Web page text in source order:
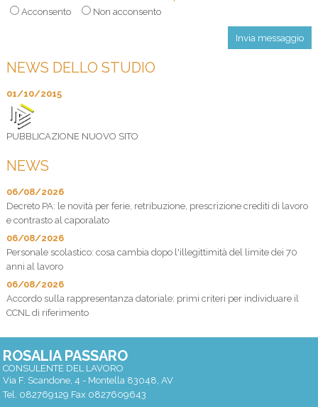
Acconsento
Non acconsento
NEWS DELLO STUDIO
01/10/2015
PUBBLICAZIONE NUOVO SITO
NEWS
06/08/2026
Decreto PA: le novità per ferie, retribuzione, prescrizione crediti di lavoro
e contrasto al caporalato
06/08/2026
Personale scolastico: cosa cambia dopo l'illegittimità del limite dei 70
anni al lavoro
06/08/2026
Accordo sulla rappresentanza datoriale: primi criteri per individuare il
CCNL di riferimento
ROSALIA PASSARO
CONSULENTE DEL LAVORO
Via F. Scandone, 4 - Montella 83048,AV
Tel. 082769129 Fax 0827609643